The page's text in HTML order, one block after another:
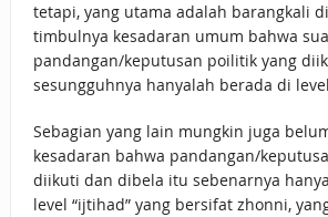
tetapi, yang utama adalah barangkali
timbulnya kesadaran umum bahwa
pandangan/keputusan poilitik yang
sesungguhnya hanyalah berada di
Sebagian yang lain mungkin juga
kesadaran bahwa pandangan/
diikuti dan dibela itu sebenarnya
level “ijtihad” yang bersifat zhonni,